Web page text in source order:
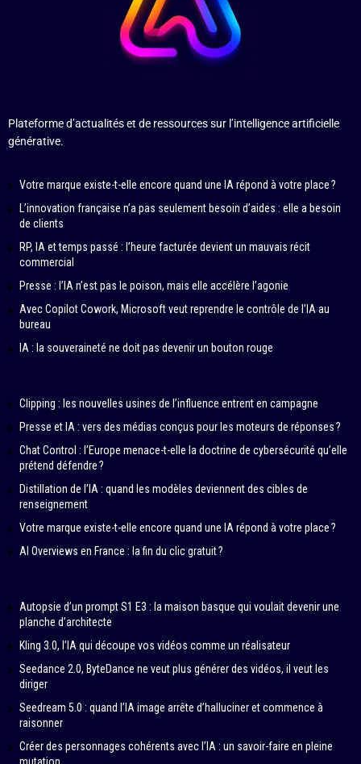
Plateforme d’actualités et de ressources sur l’intelligence artificielle
générative.
Votre marque existe-t-elle encore quand une IA répond à votre place ?
L’innovation française n’a pas seulement besoin d’aides : elle a besoin
de clients
RP, IA et temps passé : l’heure facturée devient un mauvais récit
commercial
Presse : l’IA n’est pas le poison, mais elle accélère l’agonie
Avec Copilot Cowork, Microsoft veut reprendre le contrôle de l’IA au
bureau
IA : la souveraineté ne doit pas devenir un bouton rouge
Clipping : les nouvelles usines de l’influence entrent en campagne
Presse et IA : vers des médias conçus pour les moteurs de réponses ?
Chat Control : l’Europe menace-t-elle la doctrine de cybersécurité qu’elle
prétend défendre ?
Distillation de l’IA : quand les modèles deviennent des cibles de
renseignement
Votre marque existe-t-elle encore quand une IA répond à votre place ?
AI Overviews en France : la fin du clic gratuit ?
Autopsie d’un prompt S1 E3 : la maison basque qui voulait devenir une
planche d’architecte
Kling 3.0, l’IA qui découpe vos vidéos comme un réalisateur
Seedance 2.0, ByteDance ne veut plus générer des vidéos, il veut les
diriger
Seedream 5.0 : quand l’IA image arrête d’halluciner et commence à
raisonner
Créer des personnages cohérents avec l’IA : un savoir-faire en pleine